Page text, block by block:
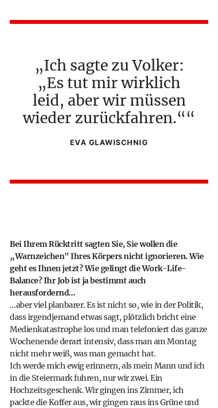
Ich sagte zu Volker:
„Es tut mir wirklich
leid, aber wir müssen
wieder zurückfahren.“
EVA GLAWISCHNIG
Bei Ihrem Rücktritt sagten Sie, Sie wollen die
„Warnzeichen" Ihres Körpers nicht ignorieren. Wie
geht es Ihnen jetzt? Wie gelingt die Work-Life-
Balance? Ihr Job ist ja bestimmt auch
herausfordernd…
…aber viel planbarer. Es ist nicht so, wie in der Politik,
dass irgendjemand etwas sagt, plötzlich bricht eine
Medienkatastrophe los und man telefoniert das ganze
Wochenende derart intensiv, dass man am Montag
nicht mehr weiß, was man gemacht hat.
Ich werde mich ewig erinnern, als mein Mann und ich
in die Steiermark fuhren, nur wir zwei. Ein
Hochzeitsgeschenk. Wir gingen ins Zimmer, ich
packte die Koffer aus, wir gingen raus ins Grüne und